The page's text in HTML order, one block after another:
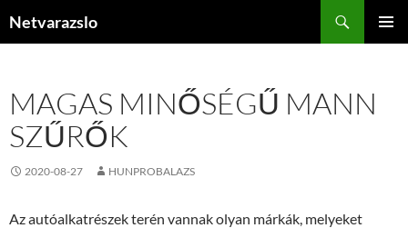
Netvarazslo
MAGAS MINŐSÉGŰ MANN
SZŰRŐK
2020-08-27 HUNPROBALAZS
Az autóalkatrészek terén vannak olyan márkák, melyeket